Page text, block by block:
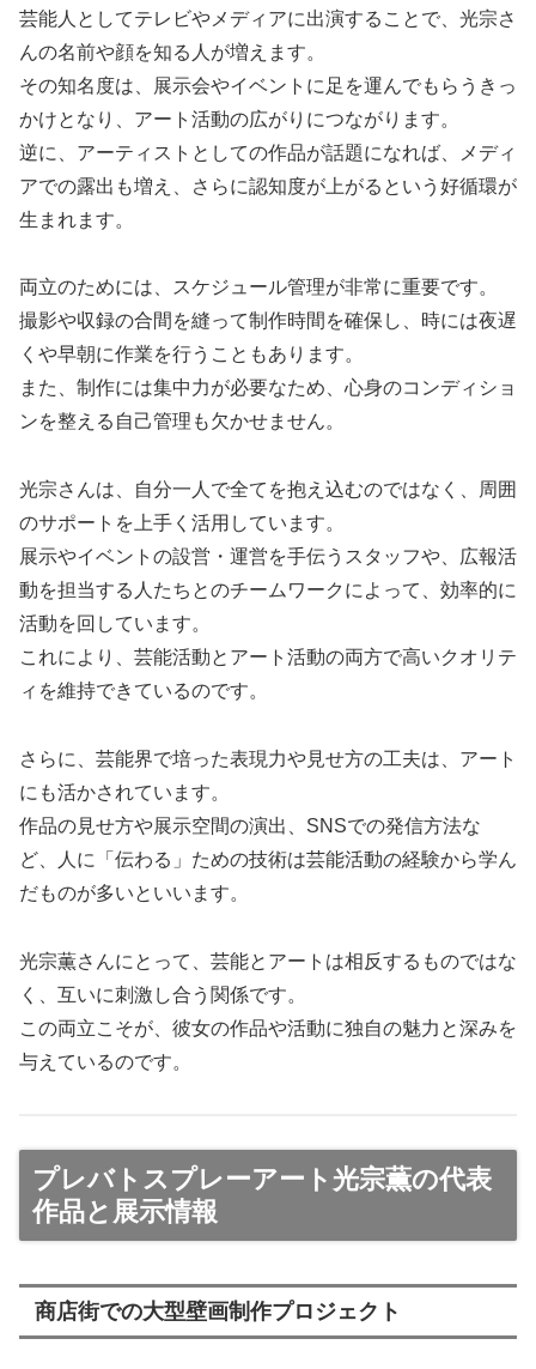
芸能人としてテレビやメディアに出演することで、光宗さ
んの名前や顔を知る人が増えます。
その知名度は、展示会やイベントに足を運んでもらうきっ
かけとなり、アート活動の広がりにつながります。
逆に、アーティストとしての作品が話題になれば、メディ
アでの露出も増え、さらに認知度が上がるという好循環が
生まれます。
両立のためには、スケジュール管理が非常に重要です。
撮影や収録の合間を縫って制作時間を確保し、時には夜遅
くや早朝に作業を行うこともあります。
また、制作には集中力が必要なため、心身のコンディショ
ンを整える自己管理も欠かせません。
光宗さんは、自分一人で全てを抱え込むのではなく、周囲
のサポートを上手く活用しています。
展示やイベントの設営・運営を手伝うスタッフや、広報活
動を担当する人たちとのチームワークによって、効率的に
活動を回しています。
これにより、芸能活動とアート活動の両方で高いクオリテ
ィを維持できているのです。
さらに、芸能界で培った表現力や見せ方の工夫は、アート
にも活かされています。
作品の見せ方や展示空間の演出、SNSでの発信方法な
ど、人に「伝わる」ための技術は芸能活動の経験から学ん
だものが多いといいます。
光宗薫さんにとって、芸能とアートは相反するものではな
く、互いに刺激し合う関係です。
この両立こそが、彼女の作品や活動に独自の魅力と深みを
与えているのです。
プレバトスプレーアート光宗薫の代表
作品と展示情報
商店街での大型壁画制作プロジェクト